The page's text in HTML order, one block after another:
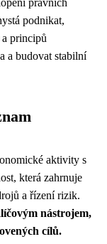
právních
podnikat,
principů
a budovat stabilní
aktivity s
která zahrnuje
a řízení rizik.
nástrojem,
cílů.